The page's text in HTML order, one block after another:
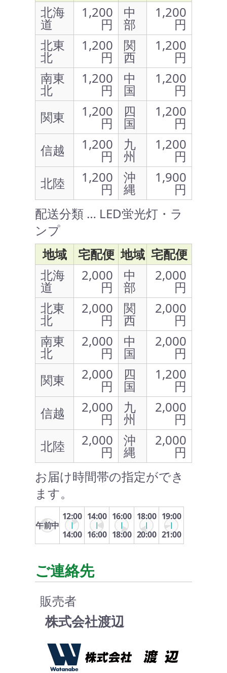
北海
道
1,200
円
中
部
1,200
円
北東
北
1,200
円
関
西
1,200
円
南東
北
1,200
円
中
国
1,200
円
関東
1,200
円
四
国
1,200
円
信越
1,200
円
九
州
1,200
円
北陸
1,200
円
沖
縄
1,900
円
配送分類 … LED蛍光灯・ラ
ンプ
地域
宅配便 地域 宅配便
北海
道
2,000
円
中
部
2,000
円
北東
北
2,000
円
関
西
2,000
円
南東
北
2,000
円
中
国
2,000
円
関東
2,000
円
四
国
1,200
円
信越
2,000
円
九
州
2,000
円
北陸
2,000
円
沖
縄
2,000
円
お届け時間帯の指定ができ
ます。
午前中
12:00
14:00
14:00
16:00
16:00
18:00
18:00
20:00
19:00
21:00
ご連絡先
販売者
株式会社渡辺